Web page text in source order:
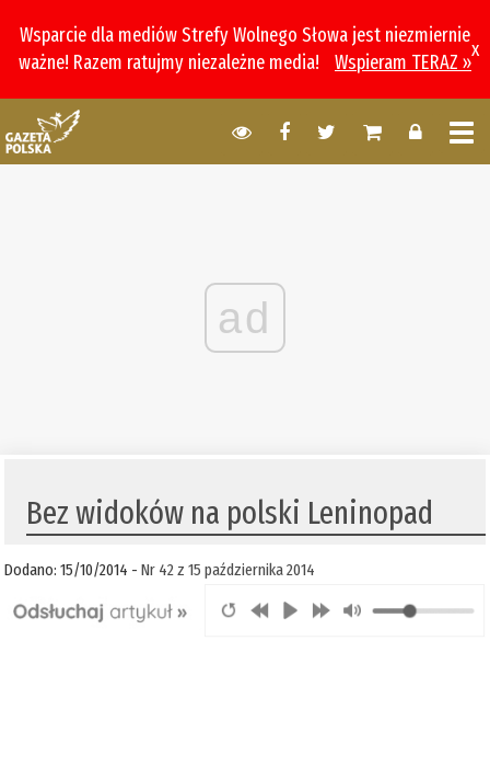
Wsparcie dla mediów Strefy Wolnego Słowa jest niezmiernie
ważne! Razem ratujmy niezależne media!
Wspieram TERAZ »
x
ad
Bez widoków na polski Leninopad
Dodano: 15/10/2014 -Nr 42 z 15 października 2014